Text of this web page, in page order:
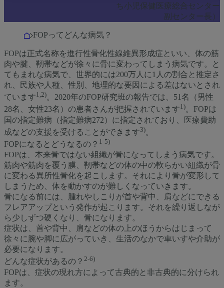
ち小児保健医療総合センター
副センター長）
HomeFOPってどんな病気？
FOPは正式名称を進行性骨化性線維異形成症といい、体の筋
肉や腱、靭帯などが徐々に骨に変わってしまう病気です。と
てもまれな病気で、世界的には200万人に1人の割合と推定さ
れ、民族や人種、性別、地理的な要因による差はないとされ
ています1,2)。2020年のFOP研究班の報告では、51名（男性
28名、女性23名）の患者さんが把握されています1)。FOPは
国の指定難病（指定難病272）に指定されており、医療費助
成などの支援を受けることができます3)。
FOPになるとどうなるの？ 1-5)
FOPは、本来骨ではない組織が骨になってしまう病気です。
筋肉や筋肉を覆う膜、靭帯などの体の中の軟らかい組織が骨
に変わる異所性骨化を起こします。それにより骨が変形して
しまうため、体を動かすのが難しくなっていきます。
骨になる前には、腫れやしこりが首や背中、肩などにできる
フレアアップという発作が起こります。それを繰り返しなが
ら少しずつ硬くなり、骨になります。
症状は、首や背中、肩などの体の上のほうからはじまって
徐々に腕や脚に広がっていき、生活のなかで車いすや介助が
必要になります。
どんな症状があるの？ 2-6)
FOPは、症状の現れ方によって古典的と非古典的に分けられ
ます。